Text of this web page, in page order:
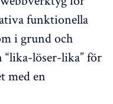
funktionella
i grund och
löser-lika” för
med en